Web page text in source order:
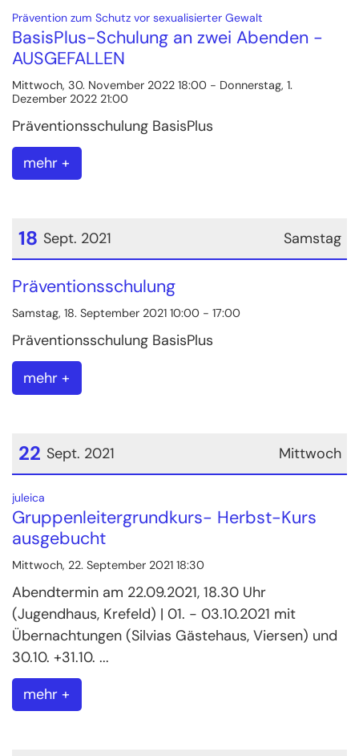
Datum: 30. November 2022
Prävention zum Schutz vor sexualisierter Gewalt
BasisPlus-Schulung an zwei Abenden -
AUSGEFALLEN
Mittwoch, 30. November 2022 18:00 - Donnerstag, 1.
Dezember 2022 21:00
Präventionsschulung BasisPlus
mehr +
Samstag
18 Sept. 2021
Datum: 18. September 2021
Präventionsschulung
Samstag, 18. September 2021 10:00 - 17:00
Präventionsschulung BasisPlus
mehr +
Mittwoch
22 Sept. 2021
Datum: 22. September 2021
juleica
Gruppenleitergrundkurs- Herbst-Kurs
ausgebucht
Mittwoch, 22. September 2021 18:30
Abendtermin am 22.09.2021, 18.30 Uhr
(Jugendhaus, Krefeld) | 01. - 03.10.2021 mit
Übernachtungen (Silvias Gästehaus, Viersen) und
30.10. +31.10. ...
mehr +